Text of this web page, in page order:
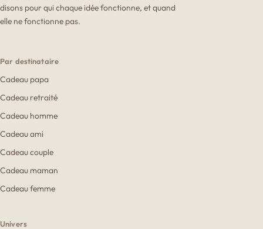
disons pour qui chaque idée fonctionne, et quand
elle ne fonctionne pas.
Par destinataire
Cadeau papa
Cadeau retraité
Cadeau homme
Cadeau ami
Cadeau couple
Cadeau maman
Cadeau femme
Univers